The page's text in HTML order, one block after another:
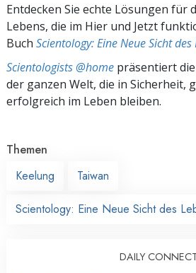
Entdecken Sie echte Lösungen für
Lebens, die im Hier und Jetzt
Buch Scientology: Eine Neue Sicht des
Scientologists @home präsentiert
der ganzen Welt, die in Sicherheit,
erfolgreich im Leben bleiben.
Themen
Keelung
Taiwan
Scientology: Eine Neue Sicht des
DAILY CONNECT